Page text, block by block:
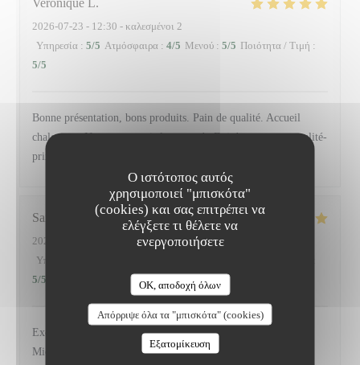
Ο ιστότοπος αυτός
χρησιμοποιεί "μπισκότα"
(cookies) και σας επιτρέπει να
ελέγξετε τι θέλετε να
ενεργοποιήσετε
OK, αποδοχή όλων
Απόρριψε όλα τα "μπισκότα" (cookies)
Εξατομίκευση
Veronique L
2026-07-23 - 12:30 - καλεσμένοι 2
Υπηρεσία : 5/5 Ατμόσφαιρα : 4/5 Μενού : 5/5 Ποιότητα / Τιμή :
5/5
Bonne présentation, bons produits. Pain de qualité. Accueil
chaleureux.Nous avons pris le menu du Dej, bon rapport qualité-
prix. Nous reviendrons pour la carte.
Sandrine
2026-07-19
- 12:30 - καλεσμένοι 2
Υπηρεσία
5/5
Excellent déjeuner,service impeccable Mérite sa place au
Michelin . Très bon moment